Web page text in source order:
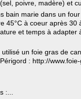
poivre, madère) et
bain marie dans un
45°C à coeur après 30
et temps à adapter
un foie gras de
: http://
:...